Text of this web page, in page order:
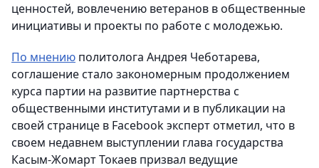
ценностей, вовлечению ветеранов в общественные
инициативы и проекты по работе с молодежью.
По мнению политолога Андрея Чеботарева,
соглашение стало закономерным продолжением
курса партии на развитие партнерства с
общественными институтами и в публикации на
своей странице в Facebook эксперт отметил, что в
своем недавнем выступлении глава государства
Касым-Жомарт Токаев призвал ведущие